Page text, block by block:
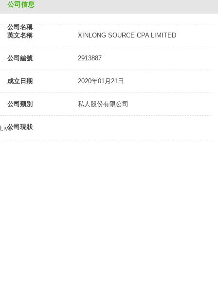
公司信息
公司名稱
英文名稱
XINLONG SOURCE CPA LIMITED
公司編號 2913887
成立日期 2020年01月21日
公司類別 私人股份有限公司
公司現狀
Live